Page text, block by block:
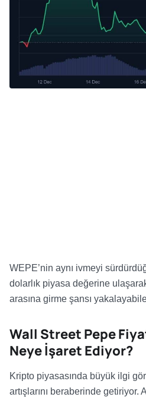
WEPE’nin aynı ivmeyi
dolarlık piyasa değerine
arasına girme şansı
Wall Street Pepe
Neye İşaret Ediyor?
Kripto piyasasında büyük ilgi
artışlarını beraberinde getiriyor.